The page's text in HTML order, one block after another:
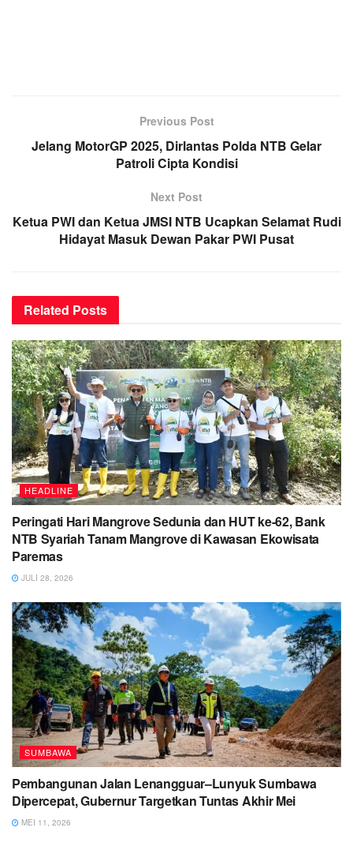
Previous Post
Jelang MotorGP 2025, Dirlantas Polda NTB Gelar
Patroli Cipta Kondisi
Next Post
Ketua PWI dan Ketua JMSI NTB Ucapkan Selamat Rudi
Hidayat Masuk Dewan Pakar PWI Pusat
Related Posts
HEADLINE
Peringati Hari Mangrove Sedunia dan HUT ke-62, Bank
NTB Syariah Tanam Mangrove di Kawasan Ekowisata
Paremas
JULI 28, 2026
SUMBAWA
Pembangunan Jalan Lenangguar–Lunyuk Sumbawa
Dipercepat, Gubernur Targetkan Tuntas Akhir Mei
MEI 11, 2026